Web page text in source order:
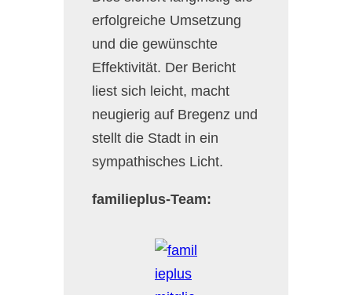
erfolgreiche Umsetzung
und die gewünschte
Effektivität. Der Bericht
liest sich leicht, macht
neugierig auf Bregenz und
stellt die Stadt in ein
sympathisches Licht.
familieplus-Team: